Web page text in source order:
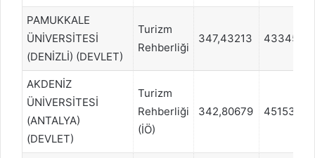
PAMUKKALE
ÜNİVERSİTESİ
(DENİZLİ) (DEVLET)
Turizm
Rehberliği
347,43213 43345
AKDENİZ
ÜNİVERSİTESİ
(ANTALYA)
(DEVLET)
Turizm
Rehberliği
(İÖ)
342,80679 45153